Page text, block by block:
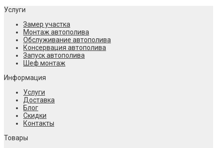
Услуги
Замер участка
Монтаж автополива
Обслуживание автополива
Консервация автополива
Запуск автополива
Шеф монтаж
Информация
Услуги
Доставка
Блог
Скидки
Контакты
Товары